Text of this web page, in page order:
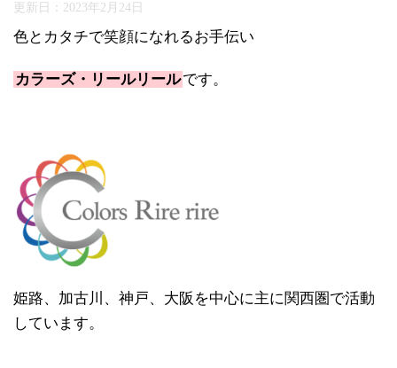
更新日： 2023年2月24日
色とカタチで笑顔になれるお手伝い
カラーズ・リールリールです。
姫路、加古川、神戸、大阪を中心に主に関西圏で活動
しています。